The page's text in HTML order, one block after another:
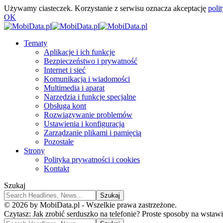
Używamy ciasteczek. Korzystanie z serwisu oznacza akceptację
OK
Tematy
Aplikacje i ich funkcje
Bezpieczeństwo i prywatność
Internet i sieć
Komunikacja i wiadomości
Multimedia i aparat
Narzędzia i funkcje specjalne
Obsługa kont
Rozwiązywanie problemów
Ustawienia i konfiguracja
Zarządzanie plikami i pamięcią
Pozostałe
Strony
Polityka prywatności i cookies
Kontakt
Szukaj
© 2026 by MobiData.pl - Wszelkie prawa zastrzeżone.
Czytasz: Jak zrobić serduszko na telefonie? Proste sposoby na